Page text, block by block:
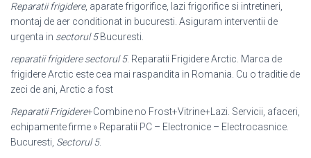
Reparatii frigidere, aparate frigorifice, lazi frigorifice si intretineri,
montaj de aer conditionat in bucuresti. Asiguram interventii de
urgenta in sectorul 5Bucuresti.
reparatii frigidere sectorul 5. Reparatii Frigidere Arctic. Marca de
frigidere Arctic este cea mai raspandita in Romania. Cu o traditie de
zeci de ani, Arctic a fost
Reparatii Frigidere+Combine no Frost+Vitrine+Lazi. Servicii, afaceri,
echipamente firme » Reparatii PC – Electronice – Electrocasnice.
Bucuresti, Sectorul 5.